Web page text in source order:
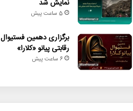
نمایش شد
5 ساعت پیش
برگزاری دهمین فستیوال
رقابتی پیانو «کلارا»
6 ساعت پیش